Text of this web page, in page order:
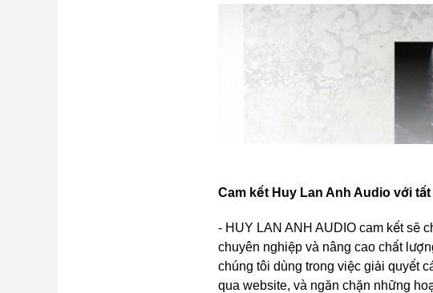
Cam kết Huy Lan Anh Audio với
- HUY LAN ANH AUDIO cam kết sẽ
chuyên nghiệp và nâng cao chất
chúng tôi dùng trong việc giải quyết
qua website, và ngăn chặn những